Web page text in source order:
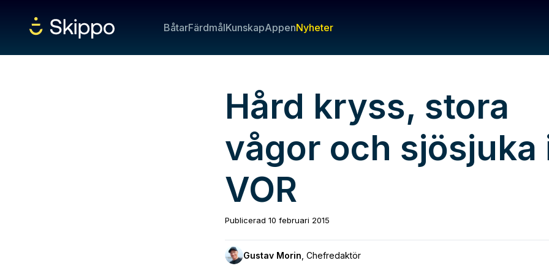
BåtarFärdmålKunskapAppenNyheter
Hård kryss, stora
vågor och sjösjuka
VOR
Publicerad 10 februari 2015
Gustav Morin Chefredaktör